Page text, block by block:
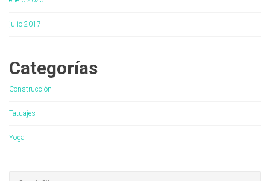
julio 2017
Categorías
Construcción
Tatuajes
Yoga